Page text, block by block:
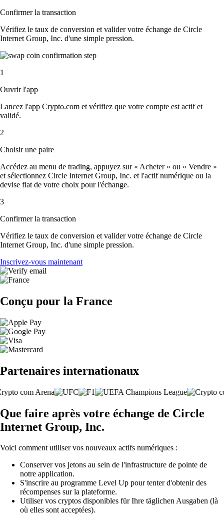
Confirmer la transaction
Vérifiez le taux de conversion et valider votre échange de Circle
Internet Group, Inc. d'une simple pression.
1
Ouvrir l'app
Lancez l'app Crypto.com et vérifiez que votre compte est actif et
validé.
2
Choisir une paire
Accédez au menu de trading, appuyez sur « Acheter » ou « Vendre »
et sélectionnez Circle Internet Group, Inc. et l'actif numérique ou la
devise fiat de votre choix pour l'échange.
3
Confirmer la transaction
Vérifiez le taux de conversion et valider votre échange de Circle
Internet Group, Inc. d'une simple pression.
Inscrivez-vous maintenant
Conçu pour la France
Partenaires internationaux
Que faire après votre échange de Circle
Internet Group, Inc.
Voici comment utiliser vos nouveaux actifs numériques :
Conserver vos jetons au sein de l'infrastructure de pointe de
notre application.
S'inscrire au programme Level Up pour tenter d'obtenir des
récompenses sur la plateforme.
Utiliser vos cryptos disponibles für Ihre täglichen Ausgaben (là
où elles sont acceptées).